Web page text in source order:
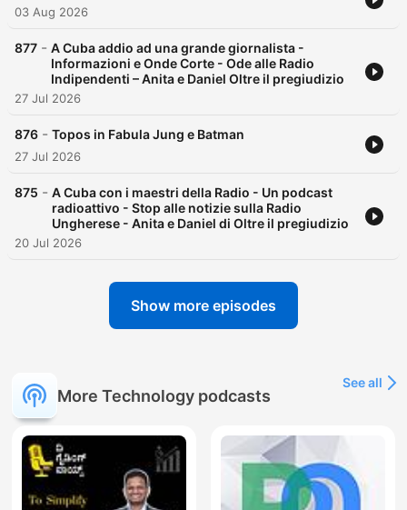
03 Aug 2026
877 - A Cuba addio ad una grande giornalista -
Informazioni e Onde Corte - Ode alle Radio
Indipendenti – Anita e Daniel Oltre il pregiudizio
27 Jul 2026
876 - Topos in Fabula Jung e Batman
27 Jul 2026
875 - A Cuba con i maestri della Radio - Un podcast
radioattivo - Stop alle notizie sulla Radio
Ungherese - Anita e Daniel di Oltre il pregiudizio
20 Jul 2026
Show more episodes
More Technology podcasts
See all